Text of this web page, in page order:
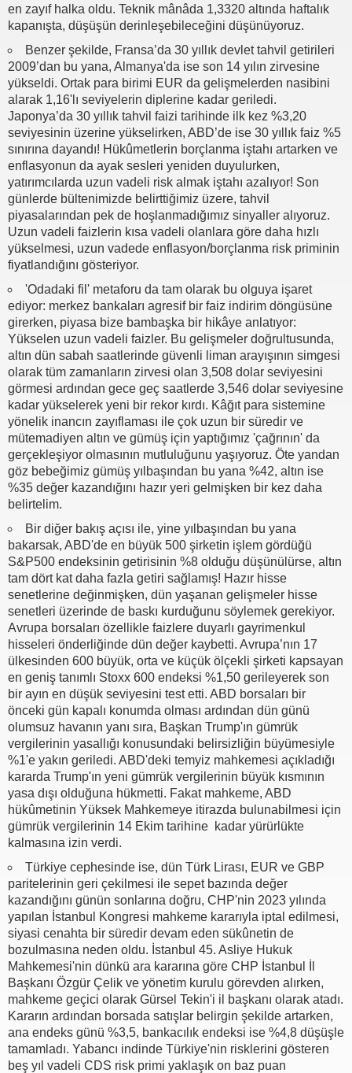
en zayıf halka oldu. Teknik mânâda 1,3320 altında haftalık
kapanışta, düşüşün derinleşebileceğini düşünüyoruz.
Benzer şekilde, Fransa’da 30 yıllık devlet tahvil getirileri
2009’dan bu yana, Almanya'da ise son 14 yılın zirvesine
yükseldi. Ortak para birimi EUR da gelişmelerden nasibini
alarak 1,16'lı seviyelerin diplerine kadar geriledi.
Japonya’da 30 yıllık tahvil faizi tarihinde ilk kez %3,20
seviyesinin üzerine yükselirken, ABD’de ise 30 yıllık faiz %5
sınırına dayandı! Hükûmetlerin borçlanma iştahı artarken ve
enflasyonun da ayak sesleri yeniden duyulurken,
yatırımcılarda uzun vadeli risk almak iştahı azalıyor! Son
günlerde bültenimizde belirttiğimiz üzere, tahvil
piyasalarından pek de hoşlanmadığımız sinyaller alıyoruz.
Uzun vadeli faizlerin kısa vadeli olanlara göre daha hızlı
yükselmesi, uzun vadede enflasyon/borçlanma risk priminin
fiyatlandığını gösteriyor.
'Odadaki fil' metaforu da tam olarak bu olguya işaret
ediyor: merkez bankaları agresif bir faiz indirim döngüsüne
girerken, piyasa bize bambaşka bir hikâye anlatıyor:
Yükselen uzun vadeli faizler. Bu gelişmeler doğrultusunda,
altın dün sabah saatlerinde güvenli liman arayışının simgesi
olarak tüm zamanların zirvesi olan 3,508 dolar seviyesini
görmesi ardından gece geç saatlerde 3,546 dolar seviyesine
kadar yükselerek yeni bir rekor kırdı. Kâğıt para sistemine
yönelik inancın zayıflaması ile çok uzun bir süredir ve
mütemadiyen altın ve gümüş için yaptığımız 'çağrının' da
gerçekleşiyor olmasının mutluluğunu yaşıyoruz. Öte yandan
göz bebeğimiz gümüş yılbaşından bu yana %42, altın ise
%35 değer kazandığını hazır yeri gelmişken bir kez daha
belirtelim.
Bir diğer bakış açısı ile, yine yılbaşından bu yana
bakarsak, ABD'de en büyük 500 şirketin işlem gördüğü
S&P500 endeksinin getirisinin %8 olduğu düşünülürse, altın
tam dört kat daha fazla getiri sağlamış! Hazır hisse
senetlerine değinmişken, dün yaşanan gelişmeler hisse
senetleri üzerinde de baskı kurduğunu söylemek gerekiyor.
Avrupa borsaları özellikle faizlere duyarlı gayrimenkul
hisseleri önderliğinde dün değer kaybetti. Avrupa’nın 17
ülkesinden 600 büyük, orta ve küçük ölçekli şirketi kapsayan
en geniş tanımlı Stoxx 600 endeksi %1,50 gerileyerek son
bir ayın en düşük seviyesini test etti. ABD borsaları bir
önceki gün kapalı konumda olması ardından dün günü
olumsuz havanın yanı sıra, Başkan Trump'ın gümrük
vergilerinin yasallığı konusundaki belirsizliğin büyümesiyle
%1'e yakın geriledi. ABD'deki temyiz mahkemesi açıkladığı
kararda Trump'ın yeni gümrük vergilerinin büyük kısmının
yasa dışı olduğuna hükmetti. Fakat mahkeme, ABD
hükûmetinin Yüksek Mahkemeye itirazda bulunabilmesi için
gümrük vergilerinin 14 Ekim tarihine kadar yürürlükte
kalmasına izin verdi.
Türkiye cephesinde ise, dün Türk Lirası, EUR ve GBP
paritelerinin geri çekilmesi ile sepet bazında değer
kazandığını günün sonlarına doğru, CHP'nin 2023 yılında
yapılan İstanbul Kongresi mahkeme kararıyla iptal edilmesi,
siyasi cenahta bir süredir devam eden sükûnetin de
bozulmasına neden oldu. İstanbul 45. Asliye Hukuk
Mahkemesi'nin dünkü ara kararına göre CHP İstanbul İl
Başkanı Özgür Çelik ve yönetim kurulu görevden alırken,
mahkeme geçici olarak Gürsel Tekin'i il başkanı olarak atadı.
Kararın ardından borsada satışlar belirgin şekilde artarken,
ana endeks günü %3,5, bankacılık endeksi ise %4,8 düşüşle
tamamladı. Yabancı indinde Türkiye'nin risklerini gösteren
beş yıl vadeli CDS risk primi yaklaşık on baz puan